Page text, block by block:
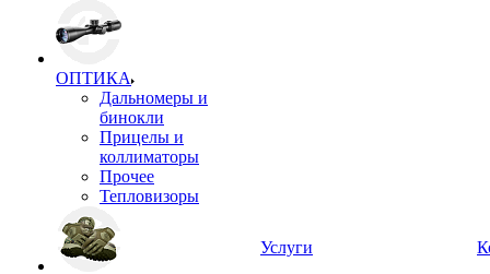
ОПТИКА
Дальномеры и
бинокли
Прицелы и
коллиматоры
Прочее
Тепловизоры
Услуги